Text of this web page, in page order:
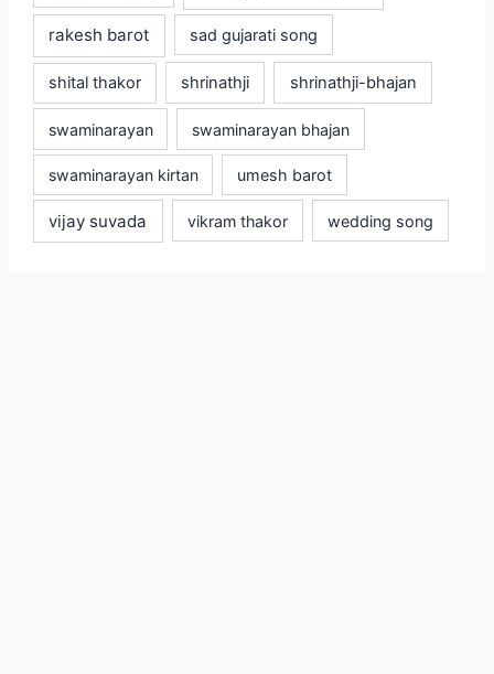
rakesh barot sad gujarati song
shital thakor shrinathji shrinathji-bhajan
swaminarayan swaminarayan bhajan
swaminarayan kirtan umesh barot
vijay suvada vikram thakor wedding song